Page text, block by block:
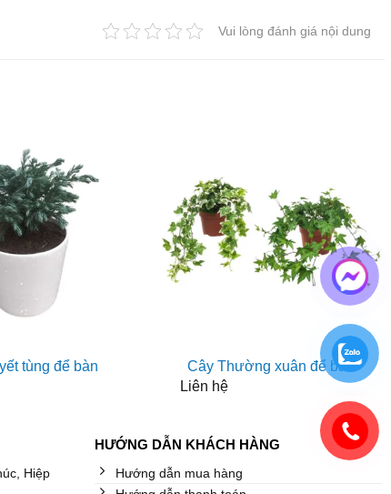
Vui lòng đánh giá nội dung
tùng để bàn
Cây Thường xuân để bàn
Liên hệ
Hiệp
HƯỚNG DẪN KHÁCH HÀNG
Hướng dẫn mua hàng